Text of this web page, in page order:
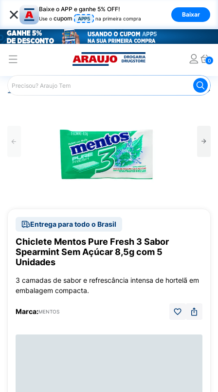
× Baixe o APP e ganhe 5% OFF!
Use o cupom APP5 na primeira compra
Baixar
0
Araujo Mercado Chicletes
Entrega para todo o Brasil
Chiclete Mentos Pure Fresh 3 Sabor
Spearmint Sem Açúcar 8,5g com 5
Unidades
3 camadas de sabor e refrescância intensa de hortelã em
embalagem compacta.
Marca:MENTOS